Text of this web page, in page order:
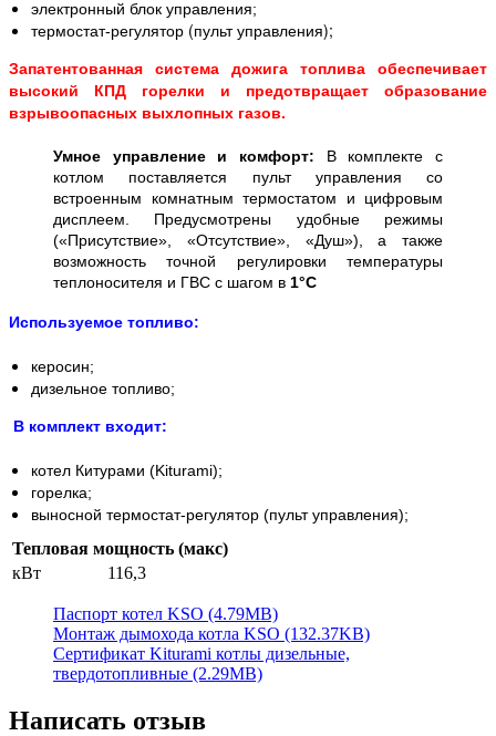
электронный блок управления;
термостат-регулятор (пульт управления);
Запатентованная система дожига топлива обеспечивает
высокий КПД горелки и предотвращает образование
взрывоопасных выхлопных газов.
Умное управление и комфорт: В комплекте с
котлом поставляется пульт управления со
встроенным комнатным термостатом и цифровым
дисплеем. Предусмотрены удобные режимы
(«Присутствие», «Отсутствие», «Душ»), а также
возможность точной регулировки температуры
теплоносителя и ГВС с шагом в 1°C
Используемое топливо:
керосин;
дизельное топливо;
В комплект входит:
котел Китурами (Kiturami);
горелка;
выносной термостат-регулятор (пульт управления);
Тепловая мощность (макс)
кВт
116,3
Паспорт котел KSO (4.79MB)
Монтаж дымохода котла KSO (132.37KB)
Сертификат Kiturami котлы дизельные,
твердотопливные (2.29MB)
Написать отзыв